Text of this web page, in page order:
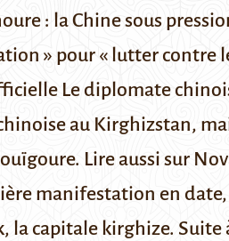
: la Chine sous
» pour « lutter contre
Le diplomate
au Kirghizstan,
Lire aussi sur
manifestation en
la capitale kirghize.